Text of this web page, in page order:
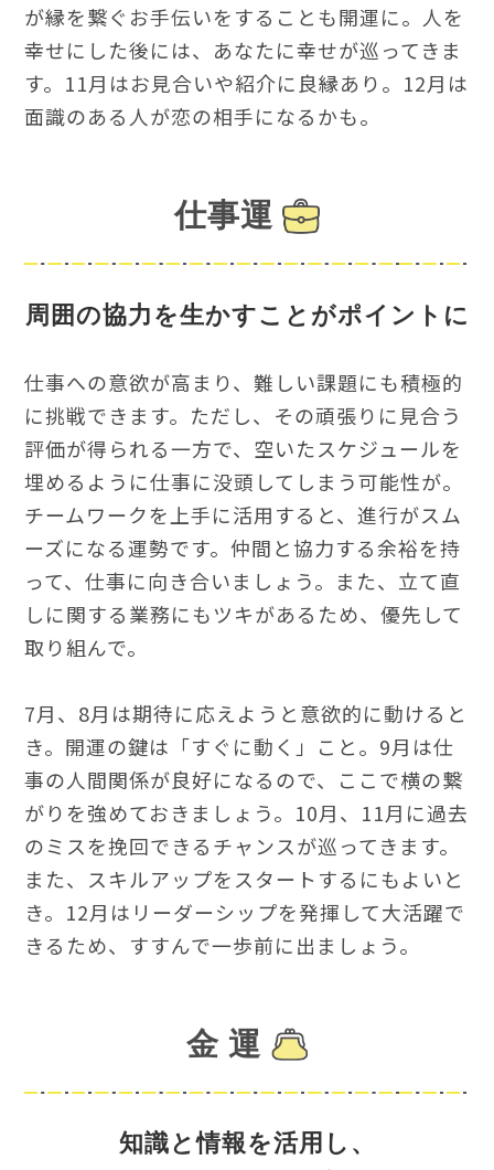
が縁を繋ぐお手伝いをすることも開運に。人を
幸せにした後には、あなたに幸せが巡ってきま
す。11月はお見合いや紹介に良縁あり。12月は
面識のある人が恋の相手になるかも。
仕事運
周囲の協力を生かすことがポイントに
仕事への意欲が高まり、難しい課題にも積極的
に挑戦できます。ただし、その頑張りに見合う
評価が得られる一方で、空いたスケジュールを
埋めるように仕事に没頭してしまう可能性が。
チームワークを上手に活用すると、進行がスム
ーズになる運勢です。仲間と協力する余裕を持
って、仕事に向き合いましょう。また、立て直
しに関する業務にもツキがあるため、優先して
取り組んで。
7月、8月は期待に応えようと意欲的に動けると
き。開運の鍵は「すぐに動く」こと。9月は仕
事の人間関係が良好になるので、ここで横の繋
がりを強めておきましょう。10月、11月に過去
のミスを挽回できるチャンスが巡ってきます。
また、スキルアップをスタートするにもよいと
き。12月はリーダーシップを発揮して大活躍で
きるため、すすんで一歩前に出ましょう。
金 運
知識と情報を活用し、